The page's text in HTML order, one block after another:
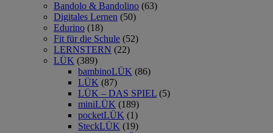
Bandolo & Bandolino (63)
Digitales Lernen (50)
Edurino (18)
Fit für die Schule (52)
LERNSTERN (22)
LÜK (389)
bambinoLÜK (86)
LÜK (87)
LÜK – DAS SPIEL (5)
miniLÜK (189)
pocketLÜK (1)
SteckLÜK (19)